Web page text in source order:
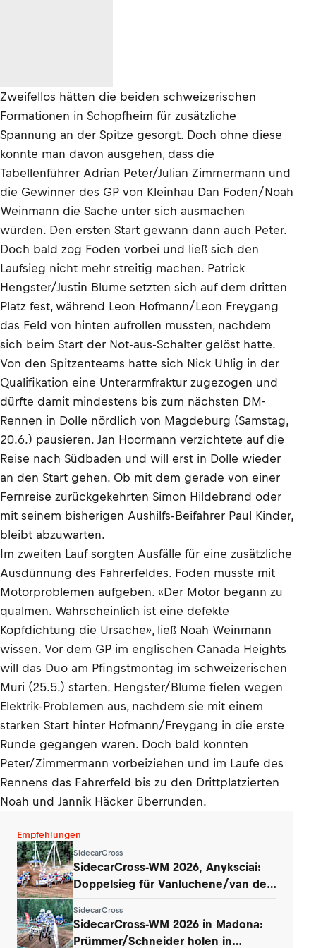
Zweifellos hätten die beiden schweizerischen
Formationen in Schopfheim für zusätzliche
Spannung an der Spitze gesorgt. Doch ohne diese
konnte man davon ausgehen, dass die
Tabellenführer Adrian Peter/Julian Zimmermann und
die Gewinner des GP von Kleinhau Dan Foden/Noah
Weinmann die Sache unter sich ausmachen
würden. Den ersten Start gewann dann auch Peter.
Doch bald zog Foden vorbei und ließ sich den
Laufsieg nicht mehr streitig machen. Patrick
Hengster/Justin Blume setzten sich auf dem dritten
Platz fest, während Leon Hofmann/Leon Freygang
das Feld von hinten aufrollen mussten, nachdem
sich beim Start der Not-aus-Schalter gelöst hatte.
Von den Spitzenteams hatte sich Nick Uhlig in der
Qualifikation eine Unterarmfraktur zugezogen und
dürfte damit mindestens bis zum nächsten DM-
Rennen in Dolle nördlich von Magdeburg (Samstag,
20.6.) pausieren. Jan Hoormann verzichtete auf die
Reise nach Südbaden und will erst in Dolle wieder
an den Start gehen. Ob mit dem gerade von einer
Fernreise zurückgekehrten Simon Hildebrand oder
mit seinem bisherigen Aushilfs-Beifahrer Paul Kinder,
bleibt abzuwarten.
Im zweiten Lauf sorgten Ausfälle für eine zusätzliche
Ausdünnung des Fahrerfeldes. Foden musste mit
Motorproblemen aufgeben. «Der Motor begann zu
qualmen. Wahrscheinlich ist eine defekte
Kopfdichtung die Ursache», ließ Noah Weinmann
wissen. Vor dem GP im englischen Canada Heights
will das Duo am Pfingstmontag im schweizerischen
Muri (25.5.) starten. Hengster/Blume fielen wegen
Elektrik-Problemen aus, nachdem sie mit einem
starken Start hinter Hofmann/Freygang in die erste
Runde gegangen waren. Doch bald konnten
Peter/Zimmermann vorbeiziehen und im Laufe des
Rennens das Fahrerfeld bis zu den Drittplatzierten
Noah und Jannik Häcker überrunden.
Empfehlungen
SidecarCross
SidecarCross-WM 2026, Anyksciai:
Doppelsieg für Vanluchene/van den
SidecarCross
SidecarCross-WM 2026 in Madona:
Prümmer/Schneider holen in